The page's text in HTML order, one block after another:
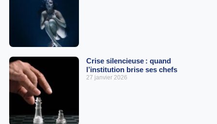
Crise silencieuse : quand
l’institution brise ses chefs
27 janvier 2026